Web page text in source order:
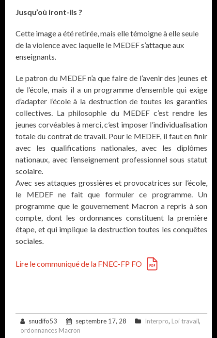
Jusqu’où iront-ils ?
Cette image a été retirée, mais elle témoigne à elle seule
de la violence avec laquelle le MEDEF s’attaque aux
enseignants.
Le patron du MEDEF n’a que faire de l’avenir des jeunes et
de l’école, mais il a un programme d’ensemble qui exige
d’adapter l’école à la destruction de toutes les garanties
collectives. La philosophie du MEDEF c’est rendre les
jeunes corvéables à merci, c’est imposer l’individualisation
totale du contrat de travail. Pour le MEDEF, il faut en finir
avec les qualifications nationales, avec les diplômes
nationaux, avec l’enseignement professionnel sous statut
scolaire.
Avec ses attaques grossières et provocatrices sur l’école,
le MEDEF ne fait que formuler ce programme. Un
programme que le gouvernement Macron a repris à son
compte, dont les ordonnances constituent la première
étape, et qui implique la destruction toutes les conquêtes
sociales.
Lire le communiqué de la FNEC-FP FO
snudifo53 septembre 17, 28 Interpro, Loi travail,
ordonnances Macron